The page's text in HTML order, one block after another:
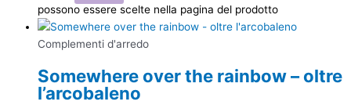
possono essere scelte nella pagina del prodotto
Complementi d'arredo
Somewhere over the rainbow – oltre
l’arcobaleno